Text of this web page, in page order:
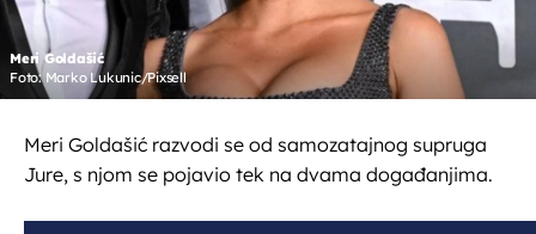
Meri Goldašić
Foto: Marko Lukunic/Pixsell
Meri Goldašić razvodi se od samozatajnog supruga
Jure, s njom se pojavio tek na dvama događanjima.